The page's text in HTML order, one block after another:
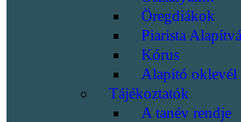
Öregdiákok
Piarista
Kórus
Alapító oklevél
Tájékoztatók
A tanév rendje